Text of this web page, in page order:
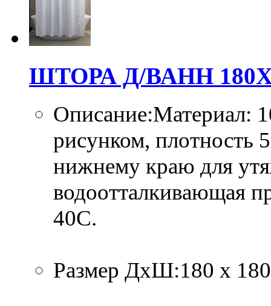
ШТОРА Д/ВАНН
Описание:Материал:
рисунком, плотность
нижнему краю для
водоотталкивающая
40C.
Размер ДхШ:180 х